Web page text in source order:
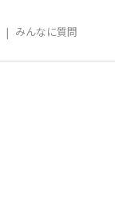
| みんなに質問